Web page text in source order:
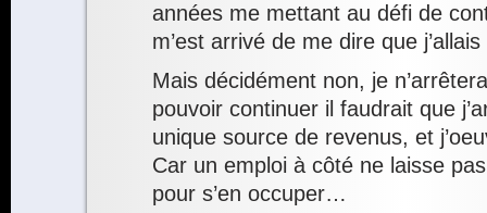
années me mettant au défi de
m’est arrivé de me dire que
Mais décidément non, je
pouvoir continuer il faudrait que
unique source de revenus, et
Car un emploi à côté ne laisse
pour s’en occuper…